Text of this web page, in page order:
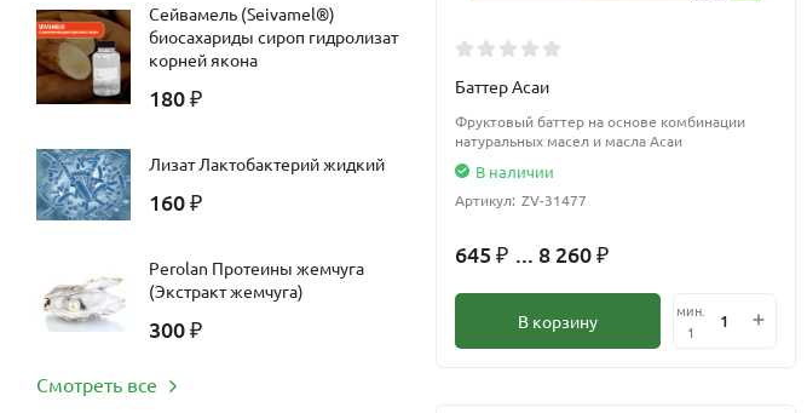
Сейвамель (Seivamel®)
биосахариды сироп гидролизат
корней якона
180 ₽
Лизат Лактобактерий жидкий
160 ₽
Perolan Протеины жемчуга
(Экстракт жемчуга)
300 ₽
Смотреть все
Баттер Асаи
Фруктовый баттер на основе комбинации
натуральных масел и масла Асаи
В наличии
Артикул: ZV-31477
645 ₽ ... 8 260 ₽
В корзину
мин.
1